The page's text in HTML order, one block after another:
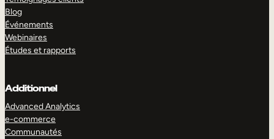
Blog
Événements
Webinaires
Études et rapports
Additionnel
Advanced Analytics
e-commerce
Communautés